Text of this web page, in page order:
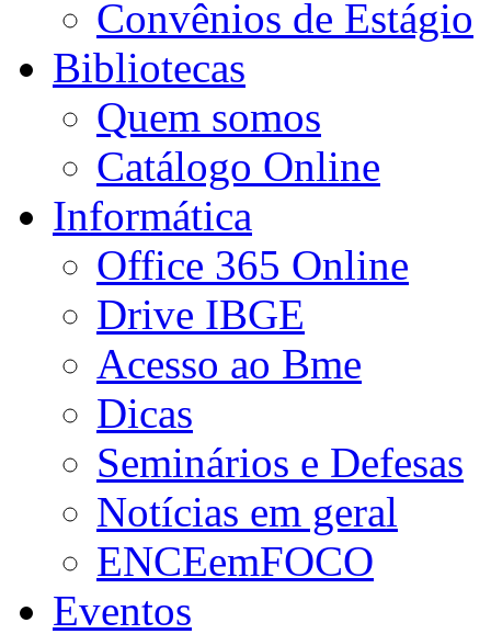
Convênios de Estágio
Bibliotecas
Quem somos
Catálogo Online
Informática
Office 365 Online
Drive IBGE
Acesso ao Bme
Dicas
Seminários e Defesas
Notícias em geral
ENCEemFOCO
Eventos